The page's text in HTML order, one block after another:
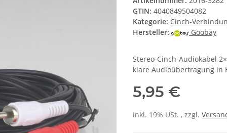
GTIN: 4040849504082
Kategorie: Cinch-
Hersteller:
Goobay
Stereo-Cinch-Audiokabel
klare Audioübertragung in
5,95 €
inkl. 19% USt. , zzgl.